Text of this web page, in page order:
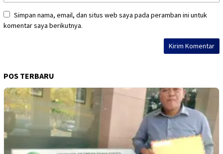
Simpan nama, email, dan situs web saya pada peramban ini untuk
komentar saya berikutnya.
POS TERBARU